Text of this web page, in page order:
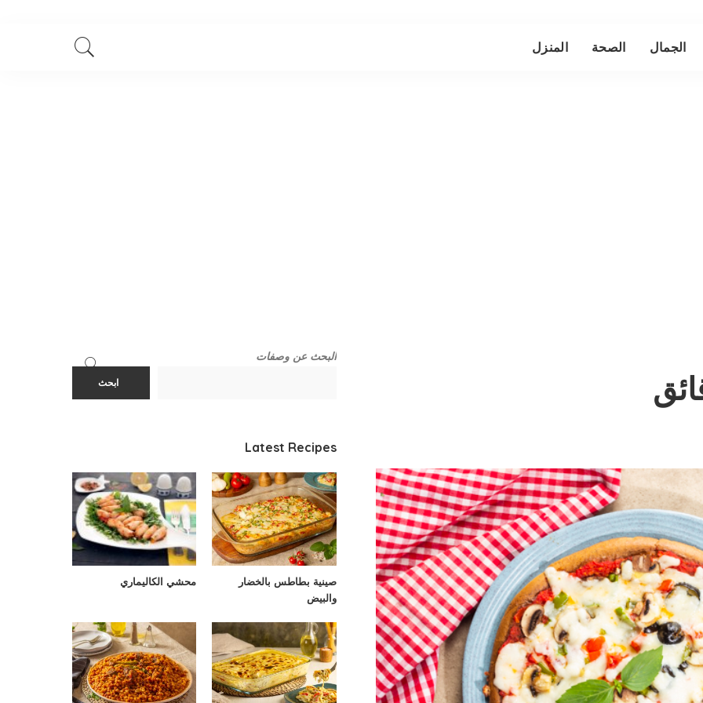
الجمال الصحة المنزل
البحث عن وصفات
ابحث
Latest Recipes
صينية بطاطس بالخضار
والبيض
محشي الكاليماري